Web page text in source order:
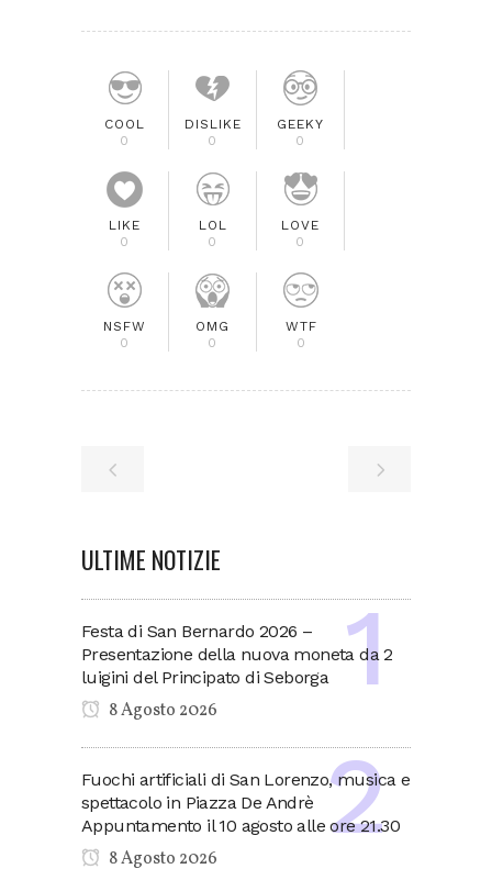
COOL
0
DISLIKE
0
GEEKY
0
LIKE
0
LOL
0
LOVE
0
NSFW
0
OMG
0
WTF
0
ULTIME NOTIZIE
Festa di San Bernardo 2026 –
Presentazione della nuova moneta da 2
luigini del Principato di Seborga
8 Agosto 2026
Fuochi artificiali di San Lorenzo, musica e
spettacolo in Piazza De Andrè
Appuntamento il 10 agosto alle ore 21.30
8 Agosto 2026